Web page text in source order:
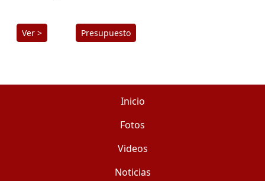
Ver > Presupuesto
Inicio
Fotos
Videos
Noticias